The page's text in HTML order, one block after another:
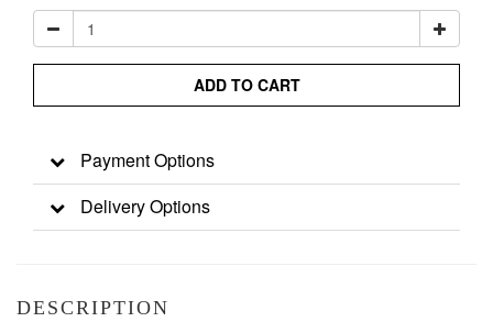
ADD TO CART
Payment Options
Delivery Options
DESCRIPTION